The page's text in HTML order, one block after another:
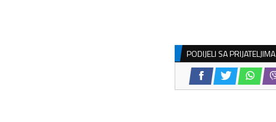
PODIJELI SA PRIJATELJIMA